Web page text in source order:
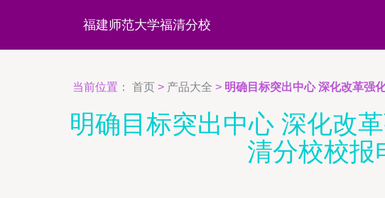
福建师范大学福清分校
当前位置： 首页 > 产品大全 > 明确目标突出中心 深化改革强
明确目标突出中心 深化改
清分校校报